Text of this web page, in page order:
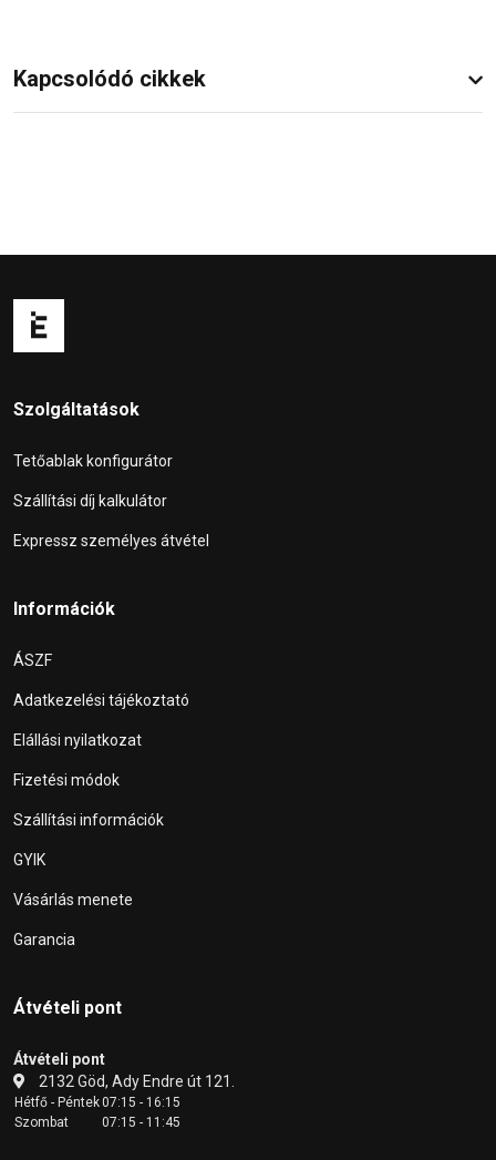
Kapcsolódó cikkek
Szolgáltatások
Tetőablak konfigurátor
Szállítási díj kalkulátor
Expressz személyes átvétel
Információk
ÁSZF
Adatkezelési tájékoztató
Elállási nyilatkozat
Fizetési módok
Szállítási információk
GYIK
Vásárlás menete
Garancia
Átvételi pont
Átvételi pont
2132 Göd, Ady Endre út 121.
Hétfő - Péntek07:15 - 16:15
Szombat
07:15 - 11:45